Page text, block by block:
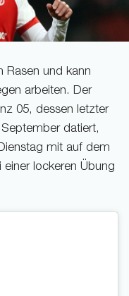
Rasen und kann
arbeiten. Der
05, dessen letzter
datiert,
mit auf dem
lockeren Übung